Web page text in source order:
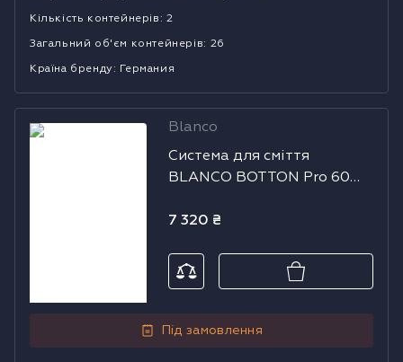
Кількість контейнерів : 2
Загальний об'єм контейнерів: 26
Країна бренду : Германия
Система для
Blanco
Система для сміття
BLANCO BOTTON Pro 60
7 320 ₴
Під замовлення